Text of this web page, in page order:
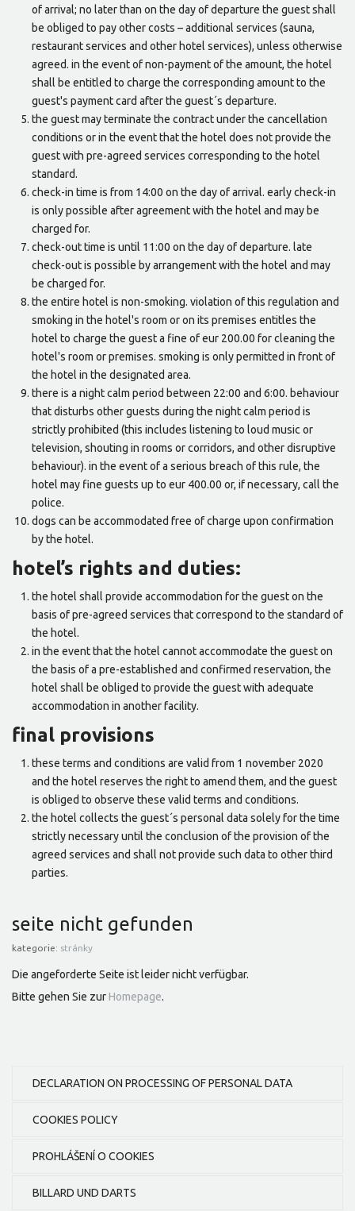
of arrival; no later than on the day of departure the guest shall
be obliged to pay other costs – additional services (sauna,
restaurant services and other hotel services), unless otherwise
agreed. in the event of non-payment of the amount, the hotel
shall be entitled to charge the corresponding amount to the
guest's payment card after the guest´s departure.
the guest may terminate the contract under the cancellation
conditions or in the event that the hotel does not provide the
guest with pre-agreed services corresponding to the hotel
standard.
check-in time is from 14:00 on the day of arrival. early check-in
is only possible after agreement with the hotel and may be
charged for.
check-out time is until 11:00 on the day of departure. late
check-out is possible by arrangement with the hotel and may
be charged for.
the entire hotel is non-smoking. violation of this regulation and
smoking in the hotel's room or on its premises entitles the
hotel to charge the guest a fine of eur 200.00 for cleaning the
hotel's room or premises. smoking is only permitted in front of
the hotel in the designated area.
there is a night calm period between 22:00 and 6:00. behaviour
that disturbs other guests during the night calm period is
strictly prohibited (this includes listening to loud music or
television, shouting in rooms or corridors, and other disruptive
behaviour). in the event of a serious breach of this rule, the
hotel may fine guests up to eur 400.00 or, if necessary, call the
police.
dogs can be accommodated free of charge upon confirmation
by the hotel.
hotel’s rights and duties:
the hotel shall provide accommodation for the guest on the
basis of pre-agreed services that correspond to the standard of
the hotel.
in the event that the hotel cannot accommodate the guest on
the basis of a pre-established and confirmed reservation, the
hotel shall be obliged to provide the guest with adequate
accommodation in another facility.
final provisions
these terms and conditions are valid from 1 november 2020
and the hotel reserves the right to amend them, and the guest
is obliged to observe these valid terms and conditions.
the hotel collects the guest´s personal data solely for the time
strictly necessary until the conclusion of the provision of the
agreed services and shall not provide such data to other third
parties.
seite nicht gefunden
kategorie: stránky
Die angeforderte Seite ist leider nicht verfügbar.
Bitte gehen Sie zur Homepage.
DECLARATION ON PROCESSING OF PERSONAL DATA
COOKIES POLICY
PROHLÁŠENÍ O COOKIES
BILLARD UND DARTS